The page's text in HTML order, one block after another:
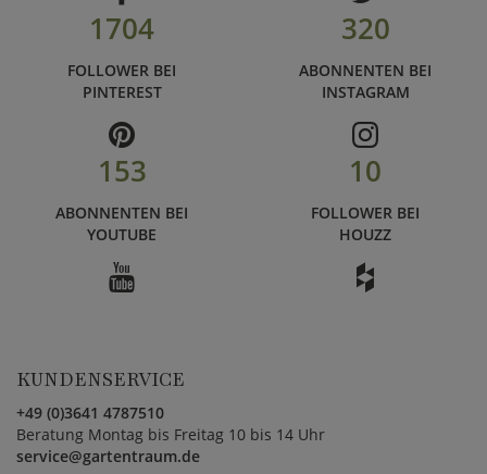
1704
FOLLOWER BEI
PINTEREST
320
ABONNENTEN BEI
INSTAGRAM
153
ABONNENTEN BEI
YOUTUBE
10
FOLLOWER BEI
HOUZZ
KUNDENSERVICE
+49 (0)3641 4787510
Beratung Montag bis Freitag 10 bis 14 Uhr
service@gartentraum.de